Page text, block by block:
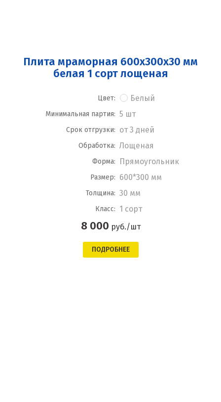
Плита мраморная 600x300x30 мм
белая 1 сорт лощеная
Цвет: Белый
Минимальная партия: 5 шт
Срок отгрузки: от 3 дней
Обработка: Лощеная
Форма: Прямоугольник
Размер: 600*300 мм
Толщина: 30 мм
Класс: 1 сорт
8 000 руб./шт
ПОДРОБНЕЕ